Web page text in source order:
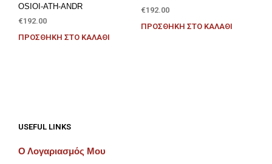
OSIOI-ATH-ANDR
€192.00
ΠΡΟΣΘΉΚΗ ΣΤΟ ΚΑΛΆΘΙ
€192.00
ΠΡΟΣΘΉΚΗ ΣΤΟ ΚΑΛΆΘΙ
USEFUL LINKS
Ο Λογαριασμός Μου